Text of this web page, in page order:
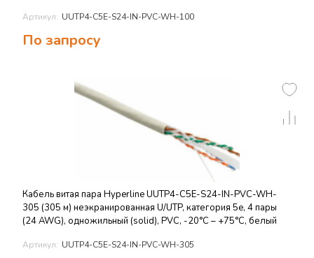
Артикул: UUTP4-C5E-S24-IN-PVC-WH-100
По запросу
Кабель витая пара Hyperline UUTP4-C5E-S24-IN-PVC-WH-
305 (305 м) неэкранированная U/UTP, категория 5e, 4 пары
(24 AWG), одножильный (solid), PVC, -20°C – +75°C, белый
Артикул: UUTP4-C5E-S24-IN-PVC-WH-305